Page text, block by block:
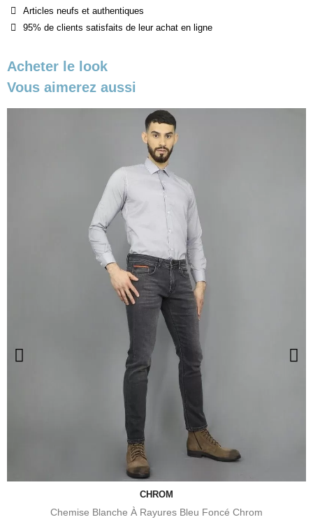
Articles neufs et authentiques
95% de clients satisfaits de leur achat en ligne
Acheter le look
Vous aimerez aussi
CHROM
Chemise Blanche À Rayures Bleu Foncé Chrom